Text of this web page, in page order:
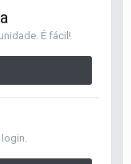
É fácil!